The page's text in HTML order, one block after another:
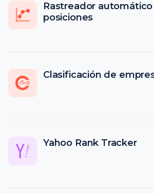
Rastreador
posiciones
Clasificación de
Yahoo Rank Tracker